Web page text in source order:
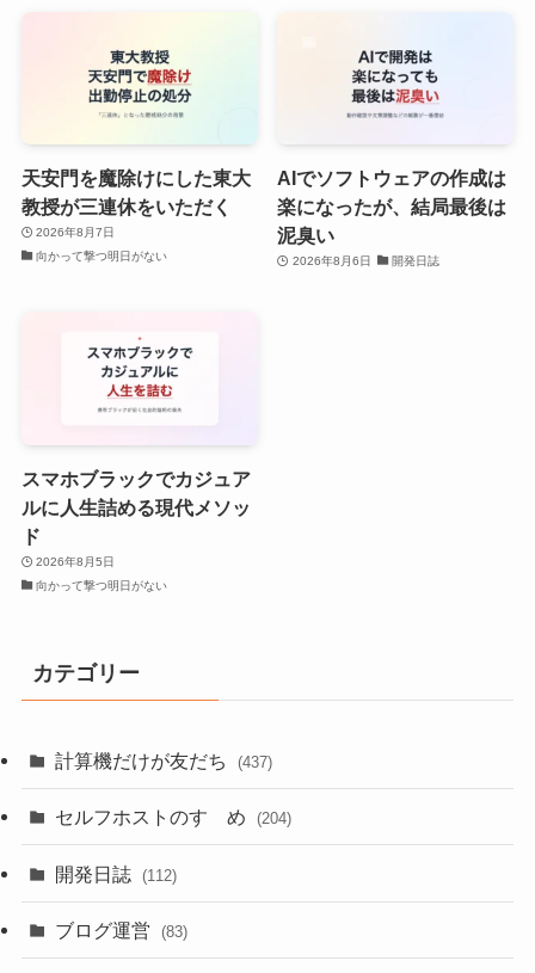
天安門を魔除けにした東大
教授が三連休をいただく
2026年8月7日
向かって撃つ明日がない
AIでソフトウェアの作成は
楽になったが、結局最後は
泥臭い
2026年8月6日 開発日誌
スマホブラックでカジュア
ルに人生詰める現代メソッ
ド
2026年8月5日
向かって撃つ明日がない
カテゴリー
計算機だけが友だち (437)
セルフホストのすゝめ (204)
開発日誌 (112)
ブログ運営 (83)